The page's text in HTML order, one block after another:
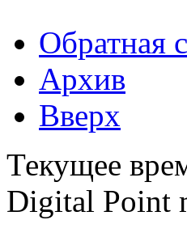
Обратная
Архив
Вверх
Текущее
Digital Point